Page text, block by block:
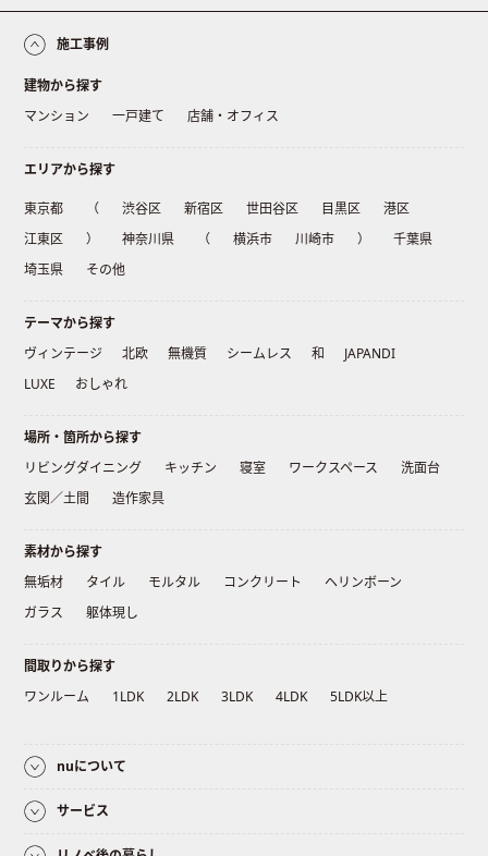
施工事例
建物から探す
マンション
一戸建て 店舗・オフィス
エリアから探す
東京都 （ 渋谷区 新宿区 世田谷区 目黒区
港区
江東区
） 神奈川県 （ 横浜市 川崎市 ）
千葉県
埼玉県
その他
テーマから探す
ヴィンテージ
北欧 無機質 シームレス 和
JAPANDI
LUXE
おしゃれ
場所・箇所から探す
リビングダイニング
キッチン 寝室 ワークスペース
洗面台
玄関／土間
造作家具
素材から探す
無垢材
タイル モルタル コンクリート
ヘリンボーン
ガラス
躯体現し
間取りから探す
ワンルーム
1LDK 2LDK 3LDK 4LDK 5LDK以上
nuについて
サービス